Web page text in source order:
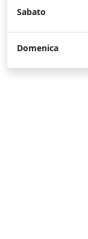
Sabato
Domenica